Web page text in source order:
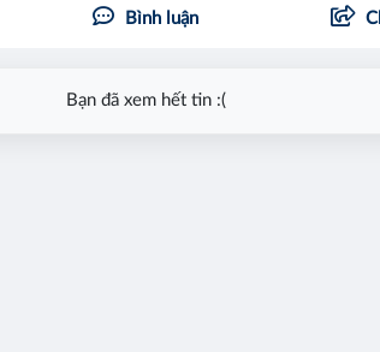
Bình luận
Bạn đã xem hết tin :(